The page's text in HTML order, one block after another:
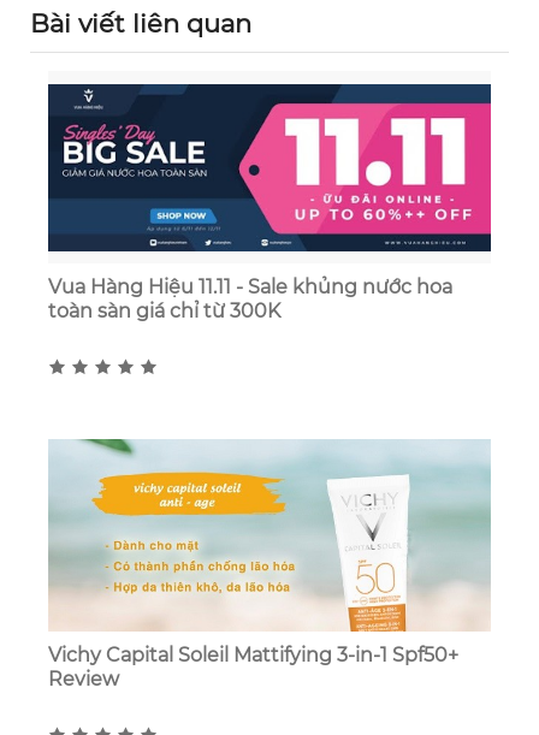
Bài viết liên quan
Vua Hàng Hiệu 11.11 - Sale khủng nước hoa
toàn sàn giá chỉ từ 300K
Vichy Capital Soleil Mattifying 3-in-1 Spf50+
Review